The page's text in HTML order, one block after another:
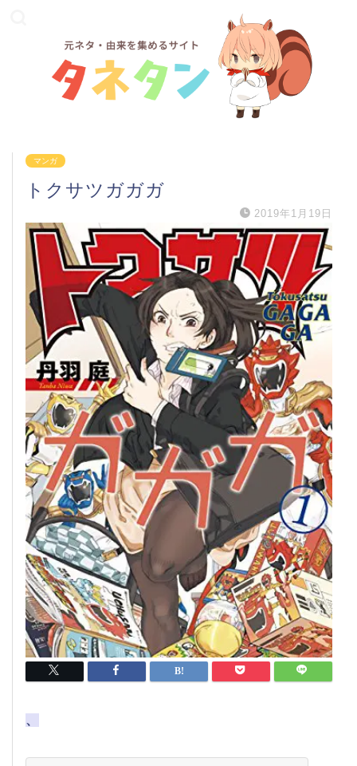
マンガ
トクサツガガガ
2019年1月19日
、